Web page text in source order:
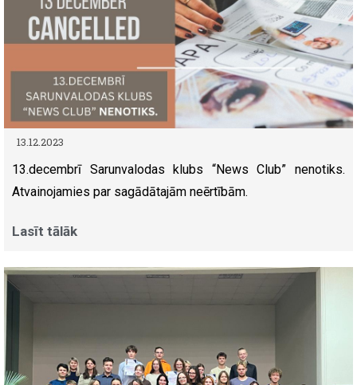
13.12.2023
13.decembrī Sarunvalodas klubs “News Club” nenotiks.
Atvainojamies par sagādātajām neērtībām.
Lasīt tālāk